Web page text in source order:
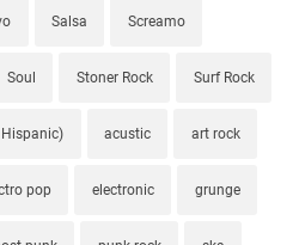
Salsa Screamo
Soul Stoner Rock Surf Rock
acustic art rock
pop electronic grunge